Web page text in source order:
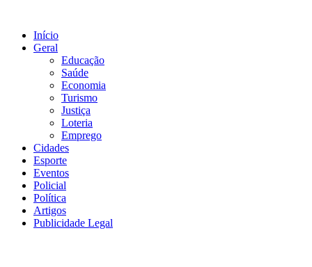
conteúdo
Início
Geral
Educação
Saúde
Economia
Turismo
Justiça
Loteria
Emprego
Cidades
Esporte
Eventos
Policial
Política
Artigos
Publicidade Legal